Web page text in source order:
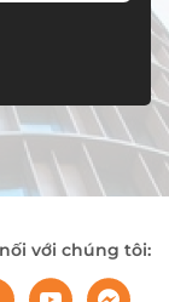
với chúng tôi: